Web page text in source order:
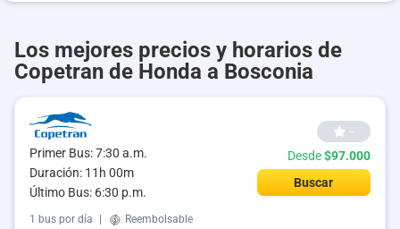
Los mejores precios y horarios de
Copetran de Honda a Bosconia
Primer Bus: 7:30 a.m.
Duración: 11h 00m
Último Bus: 6:30 p.m.
--
Desde$97.000
Buscar
1 bus por día Reembolsable